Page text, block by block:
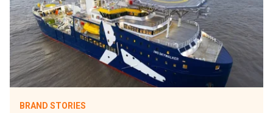
BRAND STORIES